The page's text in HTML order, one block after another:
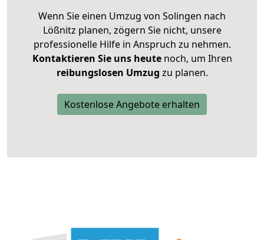
Wenn Sie einen Umzug von Solingen nach
Lößnitz planen, zögern Sie nicht, unsere
professionelle Hilfe in Anspruch zu nehmen.
Kontaktieren Sie uns heutenoch, um Ihren
reibungslosen Umzug zu planen.
Kostenlose Angebote erhalten